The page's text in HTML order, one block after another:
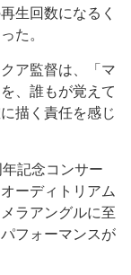
生回数になるく
た。
ア監督は、「マ
、誰もが覚えて
描く責任を感じ
記念コンサー
ーディトリアム
ラアングルに至
フォーマンスが